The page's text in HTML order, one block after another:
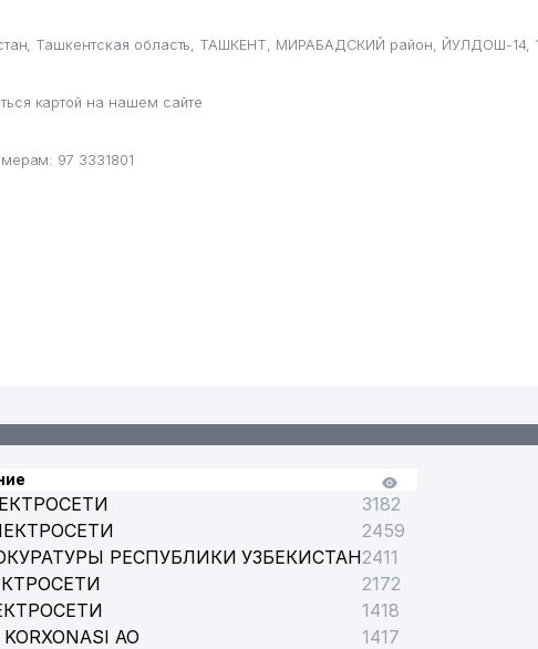
УЗБЕКИСТАНА
АИКБ
Ташкентская область, ТАШКЕНТ, МИРАБАДСКИЙ район, ЙУЛДОШ-14,
картой на нашем сайте
97 3331801
3182
2459
РЕСПУБЛИКИ УЗБЕКИСТАН2411
2172
1418
АО
1417